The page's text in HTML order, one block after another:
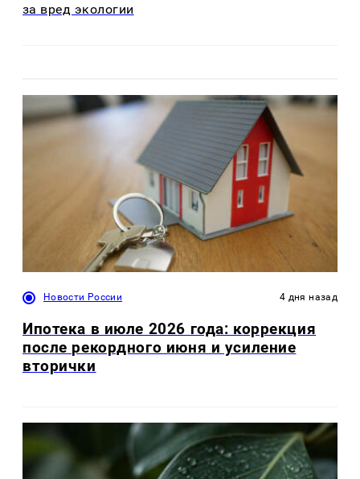
за вред экологии
Новости России 4 дня назад
Ипотека в июле 2026 года: коррекция
после рекордного июня и усиление
вторички